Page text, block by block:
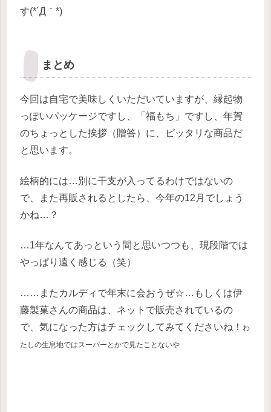
す(*´Д｀*)
まとめ
今回は自宅で美味しくいただいていますが、縁起物
っぽいパッケージですし、「福もち」ですし、年賀
のちょっとした挨拶（贈答）に、ピッタリな商品だ
と思います。
絵柄的には…別に干支が入ってるわけではないの
で、また再販されるとしたら、今年の12月でしょう
かね…？
…1年なんてあっという間と思いつつも、現段階では
やっぱり遠く感じる（笑）
……またカルディで年末に会おうぜ☆…もしくは伊
藤製菓さんの商品は、ネットで販売されているの
で、気になった方はチェックしてみてくださいね！ わ
たしの生息地ではスーパーとかで見たことないや